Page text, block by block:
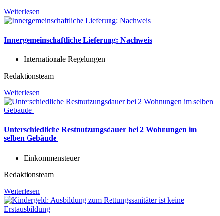
Weiterlesen
Innergemeinschaftliche Lieferung: Nachweis
Internationale Regelungen
Redaktionsteam
Weiterlesen
Unterschiedliche Restnutzungsdauer bei 2 Wohnungen im
selben Gebäude
Einkommensteuer
Redaktionsteam
Weiterlesen